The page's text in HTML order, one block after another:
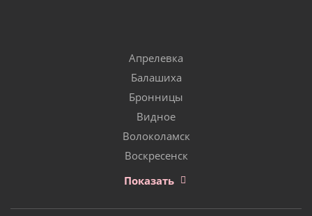
Апрелевка
Балашиха
Бронницы
Видное
Волоколамск
Воскресенск
Показать